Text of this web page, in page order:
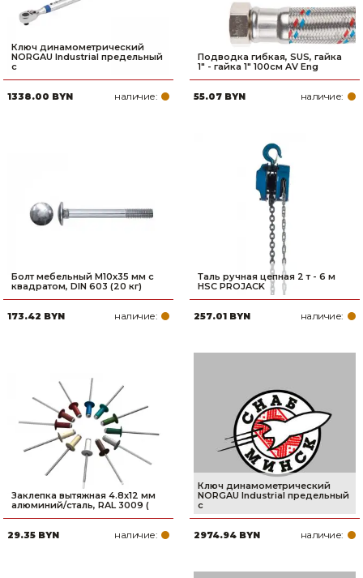
Ключ динамометрический
NORGAU Industrial предельный
с
1338.00 BYN наличие:
Подводка гибкая, SUS, гайка
1" - гайка 1" 100см AV Eng
55.07 BYN наличие:
Болт мебельный М10х35 мм с
квадратом, DIN 603 (20 кг)
173.42 BYN наличие:
Таль ручная цепная 2 т - 6 м
HSC PROJACK
257.01 BYN наличие:
Заклепка вытяжная 4.8х12 мм
алюминий/сталь, RAL 3009 (
29.35 BYN наличие:
Ключ динамометрический
NORGAU Industrial предельный
с
2974.94 BYN наличие: